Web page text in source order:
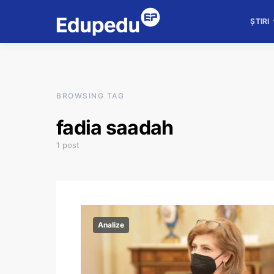
ȘTIRI
BROWSING TAG
fadia saadah
1 post
Analize